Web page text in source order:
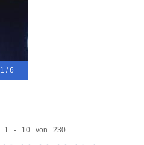
1 / 6
1 - 10 von 230